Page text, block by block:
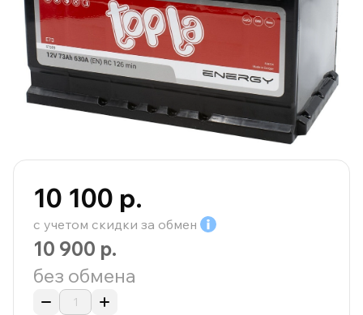
10 100 р.
с учетом скидки за обмен
10 900 р.
без обмена